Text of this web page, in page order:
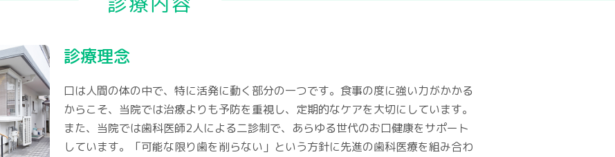
診療理念
口は人間の体の中で、特に活発に動く部分の一つです。食事の度に強い力がかかる
からこそ、当院では治療よりも予防を重視し、定期的なケアを大切にしています。
また、当院では歯科医師2人による二診制で、あらゆる世代のお口健康をサポート
しています。「可能な限り歯を削らない」という方針に先進の歯科医療を組み合わ